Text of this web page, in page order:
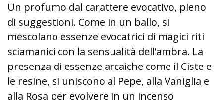
Un profumo dal carattere evocativo, pieno
di suggestioni. Come in un ballo, si
mescolano essenze evocatrici di magici riti
sciamanici con la sensualità dell’ambra. La
presenza di essenze arcaiche come il Ciste e
le resine, si uniscono al Pepe, alla Vaniglia e
alla Rosa per evolvere in un incenso